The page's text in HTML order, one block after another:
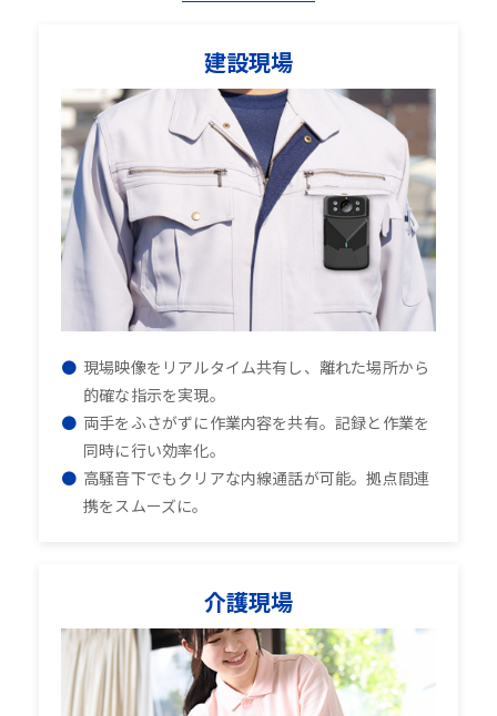
建設現場
現場映像をリアルタイム共有し、離れた場所から
的確な指示を実現。
両手をふさがずに作業内容を共有。記録と作業を
同時に行い効率化。
高騒音下でもクリアな内線通話が可能。拠点間連
携をスムーズに。
介護現場